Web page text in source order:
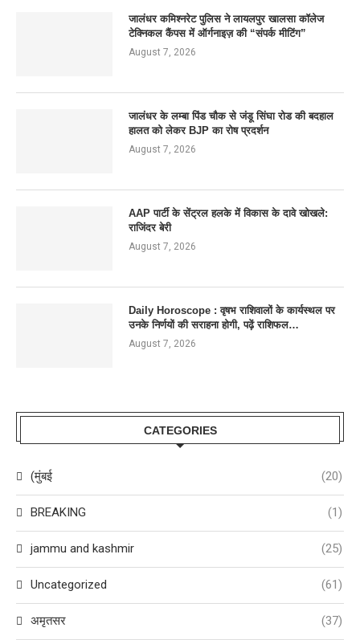
जालंधर कमिश्नरेट पुलिस ने लायलपुर खालसा कॉलेज
टेक्निकल कैंपस में ऑर्गनाइज़ की “संपर्क मीटिंग”
August 7, 2026
जालंधर के लम्बा पिंड चौक से जंडू सिंघा रोड की बदहाल
हालत को लेकर BJP का रोष प्रदर्शन
August 7, 2026
AAP पार्टी के सेंट्रल हलके में विकास के दावे खोखले:
राजिंदर बेरी
August 7, 2026
Daily Horoscope : वृषभ राशिवालों के कार्यस्थल पर
उनके निर्णयों की सराहना होगी, पढ़ें राशिफल…
August 7, 2026
CATEGORIES
(मुंबई (20)
BREAKING (1)
jammu and kashmir (25)
Uncategorized (61)
अमृतसर (37)